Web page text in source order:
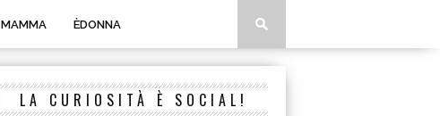
MAMMA ÈDONNA
LA CURIOSITÀ È SOCIAL!